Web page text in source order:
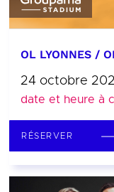
OL LYONNES /
24 octobre
date et heure à
RÉSERVER